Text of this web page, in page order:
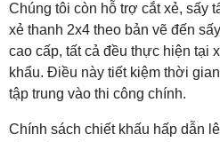
Chúng tôi còn hỗ trợ cắt xẻ, sấy
xẻ thanh 2x4 theo bản vẽ đến
cao cấp, tất cả đều thực hiện tại
khẩu. Điều này tiết kiệm thời
tập trung vào thi công chính.
Chính sách chiết khấu hấp dẫn